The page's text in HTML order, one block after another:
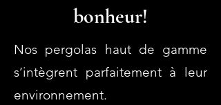
bonheur!
Nos pergolas haut de gamme
s’intègrent parfaitement à leur
environnement.